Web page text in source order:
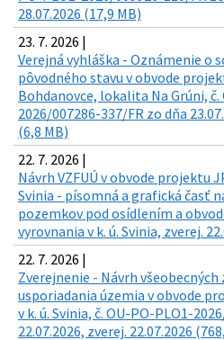
28.07.2026 (17,9 MB)
23. 7. 2026 |
Verejná vyhláška - Oznámenie o
pôvodného stavu v obvode
Bohdanovce, lokalita Na Grúni, č.
2026/007286-337/FR zo dňa
(6,8 MB)
22. 7. 2026 |
Návrh VZFUÚ v obvode projektu
Svinia - písomná a grafická časť
pozemkov pod osídlením a
vyrovnania v k. ú. Svinia, zverej.
22. 7. 2026 |
Zverejnenie - Návrh
usporiadania územia v obvode
v k. ú. Svinia, č. OU-PO-PLO1-
22.07.2026, zverej. 22.07.2026